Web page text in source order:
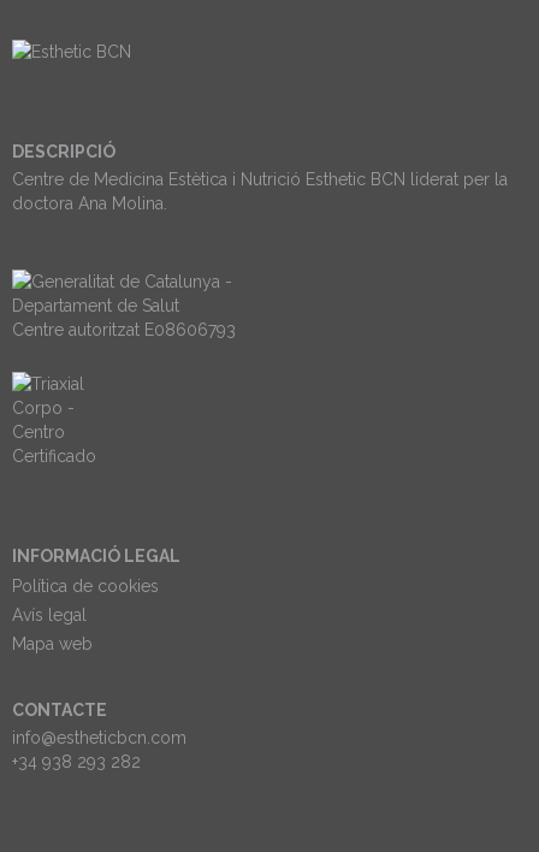
DESCRIPCIÓ
Centre de Medicina Estètica i Nutrició Esthetic BCN liderat per la
doctora Ana Molina.
Centre autoritzat E08606793
INFORMACIÓ LEGAL
Política de cookies
Avís legal
Mapa web
CONTACTE
info@estheticbcn.com
+34 938 293 282